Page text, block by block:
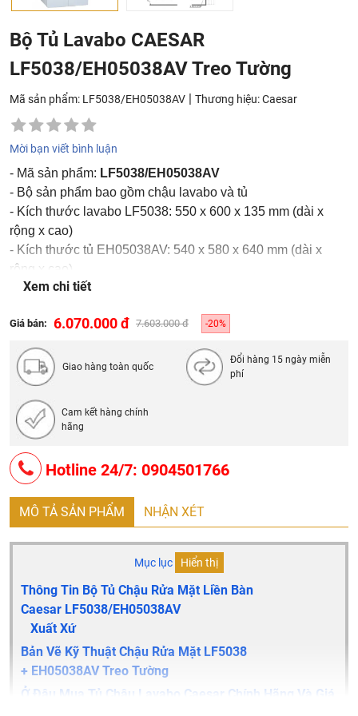
Bộ Tủ Lavabo CAESAR
LF5038/EH05038AV Treo Tường
Mã sản phẩm: LF5038/EH05038AV | Thương hiệu:Caesar
Mời bạn viết bình luận
- Mã sản phẩm: LF5038/EH05038AV
- Bộ sản phẩm bao gồm chậu lavabo và tủ
- Kích thước lavabo LF5038: 550 x 600 x 135 mm (dài x
rộng x cao)
- Kích thước tủ EH05038AV: 540 x 580 x 640 mm (dài x
rộng x cao)
- Sản phẩm không bao gồm vòi, bộ xả
Xem chi tiết
Giá bán: 6.070.000 đ 7.603.000 đ -20%
Giao hàng toàn quốc
Đổi hàng 15 ngày miễn
phí
Cam kết hàng chính
hãng
Hotline 24/7: 0904501766
MÔ TẢ SẢN PHẨM NHẬN XÉT
Mục lục Hiển thị
Thông Tin Bộ Tủ Chậu Rửa Mặt Liền Bàn
Caesar LF5038/EH05038AV
Xuất Xứ
Bản Vẽ Kỹ Thuật Chậu Rửa Mặt LF5038
+ EH05038AVTreo Tường
Ở Đâu Mua Tủ Chậu Lavabo Caesar Chính Hãng Và Giá